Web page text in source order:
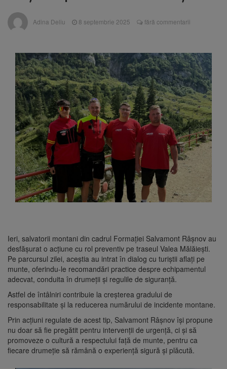
Ormeniș
6 august 2026
suspeND.ro pentru urmărirea inițiativei de
dosarul lui Călin Georgescu și Horațiu Potra.
Judecătorii decid dacă începe procesul
6 august 2026
Strategia națională pentru
biodiversitate 2026-2030, adoptată de Senat.
Proiectul merge la promulgare
Adina Deliu 8 septembrie 2025 fără commentarii
Ieri, salvatorii montani din cadrul Formației Salvamont Râșnov au
desfășurat o acțiune cu rol preventiv pe traseul Valea Mălăiești.
Pe parcursul zilei, aceștia au intrat în dialog cu turiștii aflați pe
munte, oferindu-le recomandări practice despre echipamentul
adecvat, conduita în drumeții și regulile de siguranță.
Astfel de întâlniri contribuie la creșterea gradului de
responsabilitate și la reducerea numărului de incidente montane.
Prin acțiuni regulate de acest tip, Salvamont Râșnov își propune
nu doar să fie pregătit pentru intervenții de urgență, ci și să
promoveze o cultură a respectului față de munte, pentru ca
fiecare drumeție să rămână o experiență sigură și plăcută.